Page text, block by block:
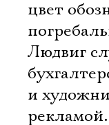
цвет
Людвиг
и